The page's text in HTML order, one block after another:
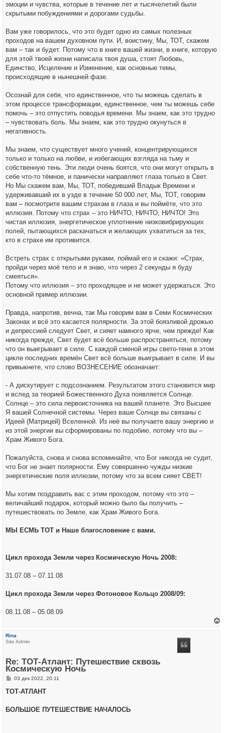
эмоции и чувства, которые в течение лет и тысячелетий были
скрытыми побуждениями и дорогами судьбы.
Вам уже говорилось, что это будет одно из самых полезных
проходов на вашем духовном пути. И, воистину, Мы, ТОТ, скажем
вам – так и будет. Потому что в книге вашей жизни, в книге, которую
для этой твоей жизни написала твоя душа, стоят Любовь,
Единство, Исцеление и Изменение, как основные темы,
происходящие в нынешней фазе.
Осознай для себя, что единственное, что ты можешь сделать в
этом процессе трансформации, единственное, чем ты можешь себе
помочь – это отпустить поводья времени. Мы знаем, как это трудно
– чувствовать боль. Мы знаем, как это трудно окунуться в
негативность.
Мы знаем, что существует много учений, концентрирующихся
только и только на любви, и избегающих взгляда на тьму и
собственную тень. Эти люди очень боятся, что они могут открыть в
себе что-то тёмное, и панически направляют глаза только в Свет.
Но Мы скажем вам, Мы, ТОТ, победивший Владык Времени и
удерживавший их в узде в течение 50 000 лет, Мы, ТОТ, говорим
вам – посмотрите вашим страхам в глаза и вы поймёте, что это
иллюзия. Потому что страх – это НИЧТО, НИЧТО, НИЧТО! Это
чистая иллюзия, энергетическое уплотнение низковибрирующих
полей, пытающихся раскачаться и желающих ухватиться за тех,
кто в страхе им противится.
Встреть страх с открытыми руками, поймай его и скажи: «Страх,
пройди через моё тело и я знаю, что через 2 секунды я буду
смеяться».
Потому что иллюзия – это проходящее и не может удержаться. Это
основной пример иллюзии.
Правда, напротив, вечна, так Мы говорим вам в Семи Космических
Законах и всё это касается полярности. За этой боязливой дрожью
и депрессией следует Свет, и сияет намного ярче, чем прежде! Как
никогда прежде, Свет будет всё больше распространяться, потому
что он выигрывает в силе. С каждой сменой игры свето-тени в этом
цикле последних времён Свет всё больше выигрывает в силе. И вы
привыкнете, что слово ВОЗНЕСЕНИЕ обозначает:
- А дискутирует с подсознанием. Результатом этого становится мир
и вслед за теорией Божественного Духа появляется Солнце.
Солнце – это сила первоисточника на вашей планете. Это Высшее
Я вашей Солнечной системы. Через ваше Солнце вы связаны с
Идеей (Матрицей) Вселенной. Из неё вы получаете вашу энергию и
из этой энергии вы сформированы по подобию, потому что вы –
Храм Живого Бога.
Пожалуйста, снова и снова вспоминайте, что Бог никогда не судит,
что Бог не знает полярности. Ему совершенно чужды низкие
энергетические поля иллюзии, потому что за всем сияет СВЕТ!
Мы хотим поздравить вас с этим проходом, потому что это –
величайший подарок, который можно было бы получить –
путешествовать по Земле, как Храм Живого Бога.
МЫ ЕСМЬ ТОТ и Наше благословение с вами.
Цикл прохода Земли через Космическую Ночь 2008:
31.07.08 – 07.11.08
Цикл прохода Земли через Фотоновое Кольцо 2008/09:
08.11.08 – 05.08.09
Rina
Site Admin
Re: ТОТ-Атлант: Путешествие сквозь
Космическую Ночь
С
о
е
03 дек 2022, 20:11
ТОТ-АТЛАНТ
БОЛЬШОЕ ПУТЕШЕСТВИЕ НАЧАЛОСЬ